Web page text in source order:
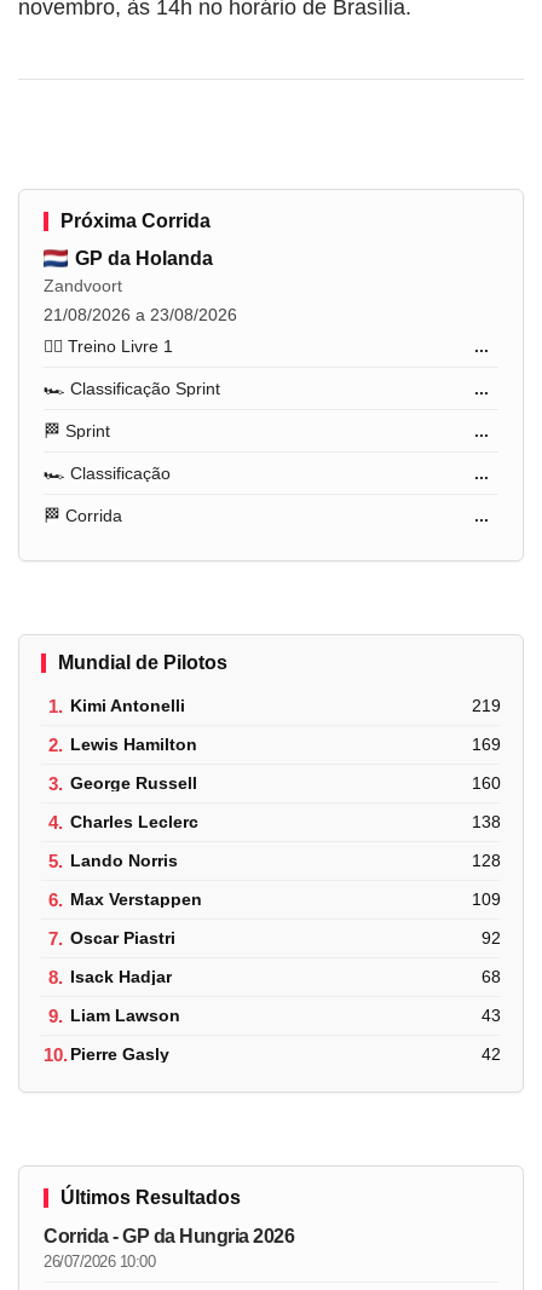
novembro, às 14h no horário de Brasília.
Próxima Corrida
GP da Holanda
Zandvoort
21/08/2026 a 23/08/2026
🏋️‍♂️ Treino Livre 1
...
🏎️ Classificação Sprint ...
🏁 Sprint ...
🏎️ Classificação ...
🏁 Corrida ...
Mundial de Pilotos
1. Kimi Antonelli 219
2. Lewis Hamilton 169
3. George Russell 160
4. Charles Leclerc 138
5. Lando Norris 128
6. Max Verstappen 109
7. Oscar Piastri 92
8. Isack Hadjar 68
9. Liam Lawson 43
10.Pierre Gasly 42
Últimos Resultados
Corrida - GP da Hungria 2026
26/07/2026 10:00